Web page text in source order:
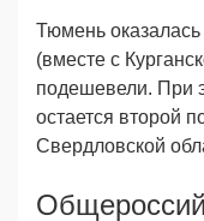
Тюмень
(вместе с
подешевели. При
остается второй
Свердловской